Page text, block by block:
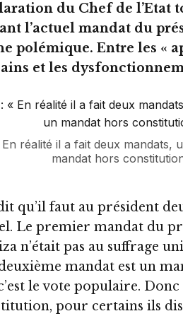
du Chef de l’Etat
l’actuel mandat du
polémique. Entre les «
et les
réalité il a fait deux mandats,
mandat hors
qu’il faut au président
Le premier mandat du
n’était pas au suffrage
mandat est un
le vote populaire.
pour certains ils